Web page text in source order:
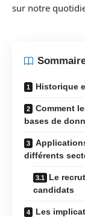
sur notre
Historique
Comment
bases de
différents
Le
candidats
Les